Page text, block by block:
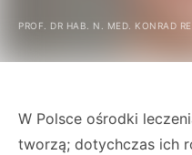
PROF. DR HAB. N. MED. KONRAD
W Polsce ośrodki
tworzą; dotychczas ich